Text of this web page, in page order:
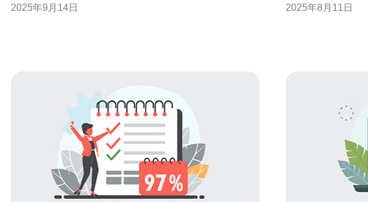
重要性。 越南最大机房的运营模式是什么？ 越南最大机房
2025年9月14日
答。 1. 为什么选择越南原生IP云服务器？ 选择越南原生IP
2025年8月11日